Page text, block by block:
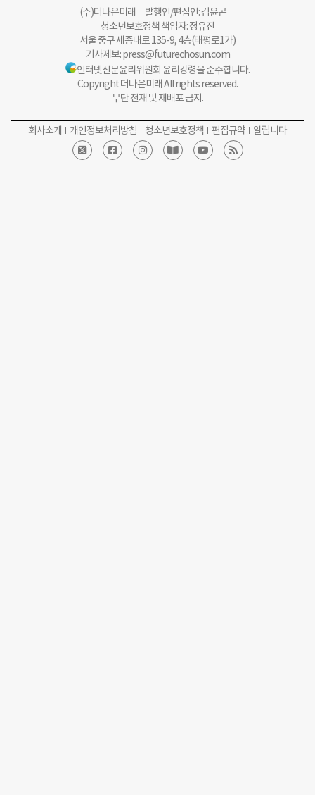
(주)더나은미래 발행인/편집인: 김윤곤
청소년보호정책 책임자: 정유진
서울 중구 세종대로 135-9, 4층(태평로1가)
기사제보:press@futurechosun.com
인터넷신문윤리위원회 윤리강령을 준수합니다.
Copyright 더나은미래 All rights reserved.
무단 전재 및 재배포 금지.
회사소개 개인정보처리방침 청소년보호정책 편집규약 알립니다